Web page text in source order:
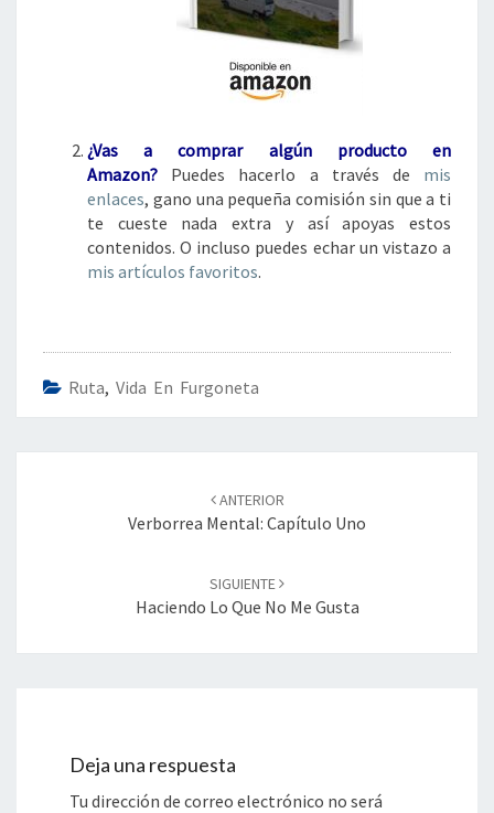
¿Vas a comprar algúnproducto en
Amazon? Puedes hacerlo a través de mis
enlaces, gano una pequeña comisión sin que a ti
te cueste nada extra y así apoyas estos
contenidos. O incluso puedes echar un vistazo a
mis artículos favoritos.
Ruta, Vida En Furgoneta
ANTERIOR
Verborrea Mental: Capítulo Uno
SIGUIENTE
Haciendo Lo Que No Me Gusta
Deja una respuesta
Tu dirección de correo electrónico no será